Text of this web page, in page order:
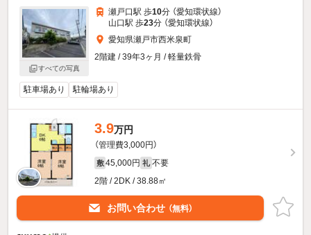
すべての写真
瀬戸口駅 歩10分 （愛知環状線）
山口駅 歩23分 （愛知環状線）
愛知県瀬戸市西米泉町
2階建 / 39年3ヶ月 / 軽量鉄骨
駐車場あり 駐輪場あり
3.9万円
（管理費3,000円）
敷 45,000円 礼 不要
2階 / 2DK / 38.88㎡
お問い合わせ （無料）